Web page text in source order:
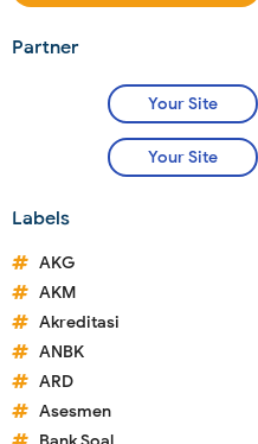
Partner
Your Site
Your Site
Labels
AKG
AKM
Akreditasi
ANBK
ARD
Asesmen